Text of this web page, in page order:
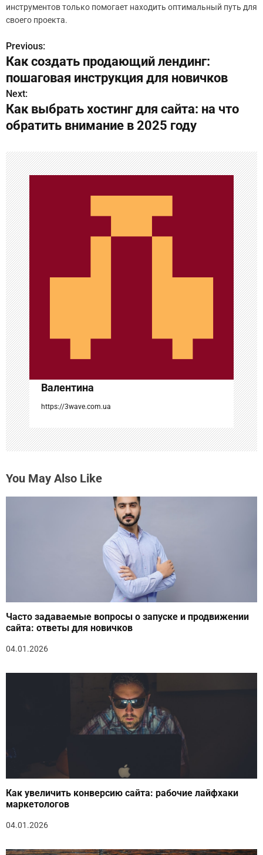
инструментов только помогает находить оптимальный путь для
своего проекта.
Н
а
в
и
а
ц
и
я
п
о
з
а
п
и
с
я
м
Previous:
Как создать продающий лендинг:
пошаговая инструкция для новичков
Next:
Как выбрать хостинг для сайта: на что
обратить внимание в 2025 году
Валентина
https://3wave.com.ua
You May Also Like
Часто задаваемые вопросы о запуске и продвижении
сайта: ответы для новичков
04.01.2026
Как увеличить конверсию сайта: рабочие лайфхаки
маркетологов
04.01.2026